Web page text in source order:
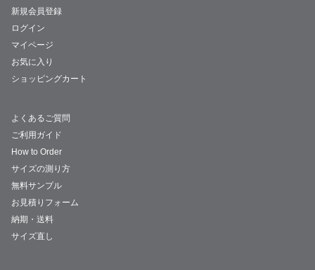
新規会員登録
ログイン
マイページ
お気に入り
ショッピングカート
よくあるご質問
ご利用ガイド
How to Order
サイズの測り方
無料サンプル
お見積りフォーム
納期・送料
サイズ直し